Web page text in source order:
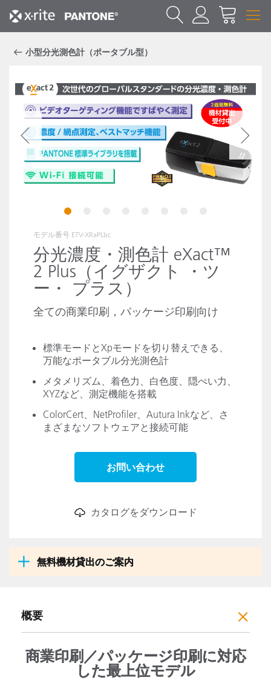
小型分光測色計（ポータブル型）
1
モデル番号 ETV-XRaPLbc
分光濃度・測色計 eXact™
2 Plus（イグザクト ・ツ
ー・ プラス）
全ての商業印刷，パッケージ印刷向け
標準モードとXpモードを切り替えできる、
万能なポータブル分光測色計
メタメリズム、着色力、白色度、隠ぺい力、
XYZなど、測定機能を搭載
ColorCert、NetProfiler、Autura Inkなど、さ
まざまなソフトウェアと接続可能
お問い合わせ
カタログをダウンロード
無料機材貸出のご案内
概要
商業印刷／パッケージ印刷に対応
した最上位モデル